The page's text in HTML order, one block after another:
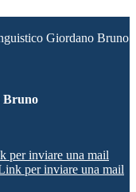
Giordano Bruno
Bruno
per inviare una mail
per inviare una mail